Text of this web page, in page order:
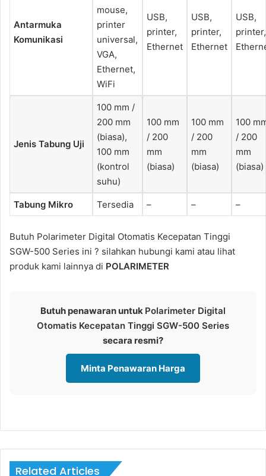
Antarmuka
Komunikasi
mouse,
printer
universal,
VGA,
Ethernet,
WiFi
USB,
printer,
Ethernet
USB,
printer,
Ethernet
USB,
printer,
Jenis Tabung Uji
100 mm /
200 mm
(biasa),
100 mm
(kontrol
suhu)
100 mm
/ 200
mm
(biasa)
100 mm
/ 200
mm
(biasa)
100
/ 200
mm
(biasa)
Tabung Mikro Tersedia – – –
Butuh Polarimeter Digital Otomatis Kecepatan Tinggi
SGW-500 Series ini ? silahkan hubungi kami atau lihat
produk kami lainnya di POLARIMETER
Butuh penawaran untuk Polarimeter Digital
Otomatis Kecepatan Tinggi SGW-500 Series
secara resmi?
Minta Penawaran Harga
Related Articles